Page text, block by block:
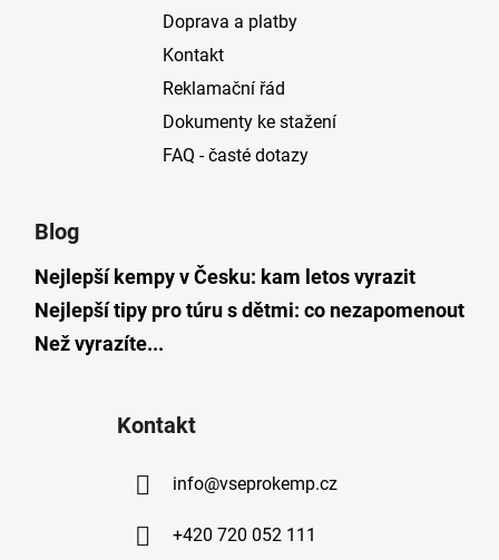
Doprava a platby
Kontakt
Reklamační řád
Dokumenty ke stažení
FAQ - časté dotazy
Blog
Nejlepší kempy v Česku: kam letos vyrazit
Nejlepší tipy pro túru s dětmi: co nezapomenout
Než vyrazíte...
Kontakt
info@vseprokemp.cz
+420 720 052 111